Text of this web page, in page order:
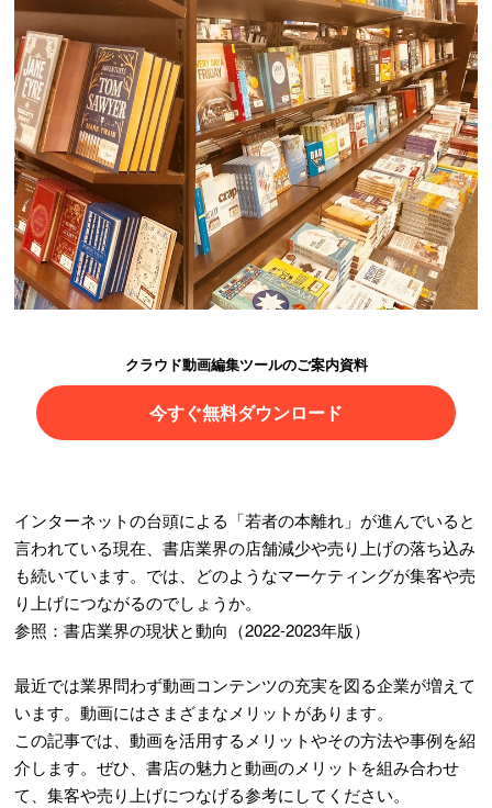
クラウド動画編集ツールのご案内資料
今すぐ無料ダウンロード
インターネットの台頭による「若者の本離れ」が進んでいると
言われている現在、書店業界の店舗減少や売り上げの落ち込み
も続いています。では、どのようなマーケティングが集客や売
り上げにつながるのでしょうか。
参照：書店業界の現状と動向（2022-2023年版）
最近では業界問わず動画コンテンツの充実を図る企業が増えて
います。動画にはさまざまなメリットがあります。
この記事では、動画を活用するメリットやその方法や事例を紹
介します。ぜひ、書店の魅力と動画のメリットを組み合わせ
て、集客や売り上げにつなげる参考にしてください。